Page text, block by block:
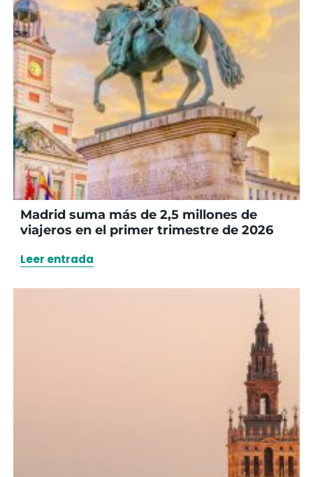
Madrid suma más de 2,5 millones de
viajeros en el primer trimestre de 2026
Leer entrada